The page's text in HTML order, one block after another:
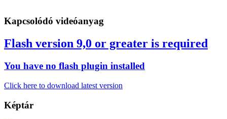
Kapcsolódó videóanyag
Flash version 9,0 or greater is required
You have no flash plugin installed
Click here to download latest version
Képtár